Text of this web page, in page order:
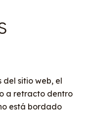
del sitio web, el
a retracto dentro
está bordado